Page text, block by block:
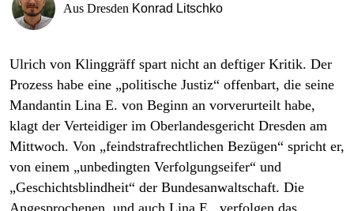
shop
unterstützen
abo
genossenschaft
epaper login
Aus Dresden Konrad Litschko
Ulrich von Klinggräff spart nicht an deftiger Kritik. Der
Prozess habe eine „politische Justiz“ offenbart, die seine
Mandantin Lina E. von Beginn an vorverurteilt habe,
klagt der Verteidiger im Oberlandesgericht Dresden am
Mittwoch. Von „feindstrafrechtlichen Bezügen“ spricht er,
von einem „unbedingten Verfolgungseifer“ und
„Geschichtsblindheit“ der Bundesanwaltschaft. Die